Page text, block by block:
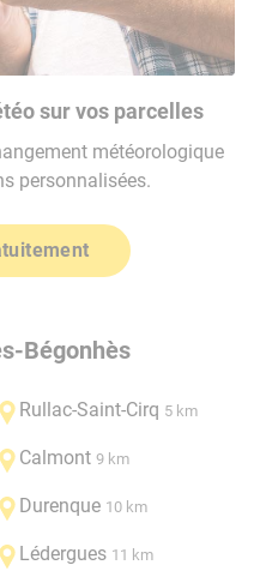
sur vos parcelles
météorologique
personnalisées.
Bégonhès
Rullac-Saint-Cirq 5 km
Calmont 9 km
Durenque 10 km
Lédergues 11 km